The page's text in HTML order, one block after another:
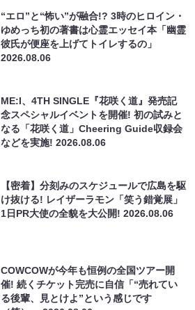
“エロ”と“怖い”が融合!? 3時のヒロイン・
ゆめっち初の著書は心霊エッセイ本「幽霊
彼氏が便座を上げてトイレするの」
2026.08.06
ME:I、4TH SINGLE『花咲く道』発売記
念スペシャルイベントを開催! 初の試みと
なる「花咲く道」Cheering Guide収録会
などを実施!2026.08.06
【密着】分刻みのスケジュールで広島を駆
け抜ける! レイザーラモン「笑う錯覚展」
1日PR大使の全貌を大公開!2026.08.06
COWCOWが今年も恒例の全国ツアー開
催! 続くチケット完売に自信「“売れてい
る後輩、見とけよ”という感じです